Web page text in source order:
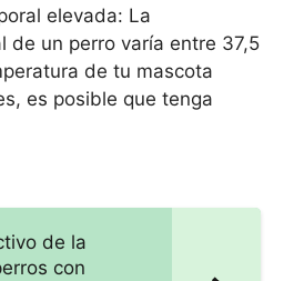
elevada: La
de un perro varía entre 37,5
de tu mascota
es posible que tenga
de la
con